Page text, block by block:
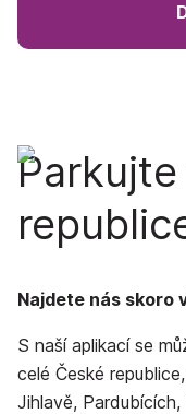
Najdete nás skoro
S naší aplikací se
celé České
Jihlavě,